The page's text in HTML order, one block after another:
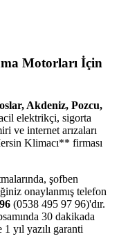
Motorları İçin
Akdeniz, Pozcu,
elektrikçi, sigorta
ve internet arızaları
Klimacı** firması
şofben
onaylanmış telefon
(0538 495 97 96)'dır.
30 dakikada
yıl yazılı garanti